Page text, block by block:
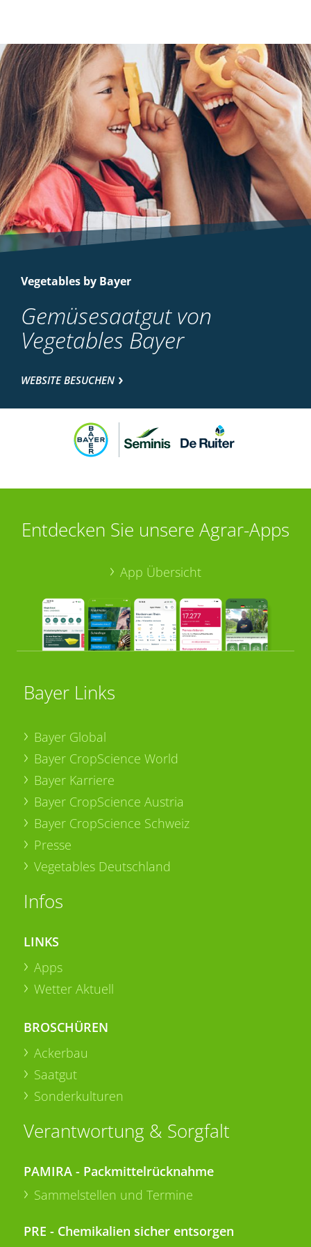
Vegetables by Bayer
Gemüsesaatgut von
Vegetables Bayer
WEBSITE BESUCHEN
Entdecken Sie unsere Agrar-Apps
App Übersicht
Bayer Links
Bayer Global
Bayer CropScience World
Bayer Karriere
Bayer CropScience Austria
Bayer CropScience Schweiz
Presse
Vegetables Deutschland
Infos
LINKS
Apps
Wetter Aktuell
BROSCHÜREN
Ackerbau
Saatgut
Sonderkulturen
Verantwortung & Sorgfalt
PAMIRA - Packmittelrücknahme
Sammelstellen und Termine
PRE - Chemikalien sicher entsorgen